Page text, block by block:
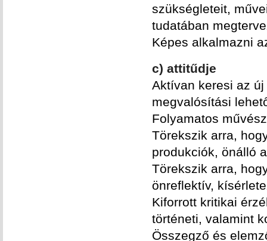
szükségleteit,
tudatában
Képes alkalmazni
c) attitűdje
Aktívan keresi az
megvalósítási
Folyamatos
Törekszik arra,
produkciók, önálló
Törekszik arra,
önreflektív,
Kiforrott kritikai
történeti, valamint
Összegző és